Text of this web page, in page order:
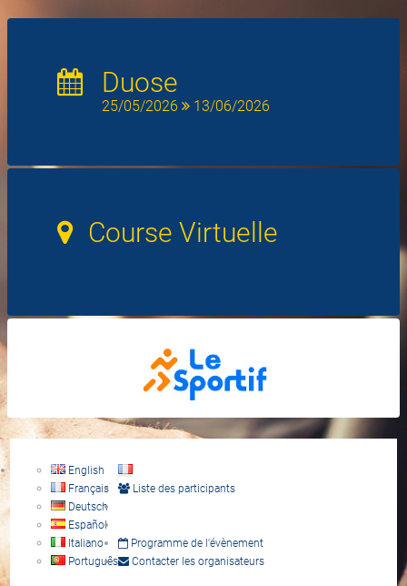
Duose
25/05/2026 13/06/2026
Course Virtuelle
English
Français
Deutsch
Español
Italiano
Português
Liste des participants
Programme de l'évènement
Contacter les organisateurs